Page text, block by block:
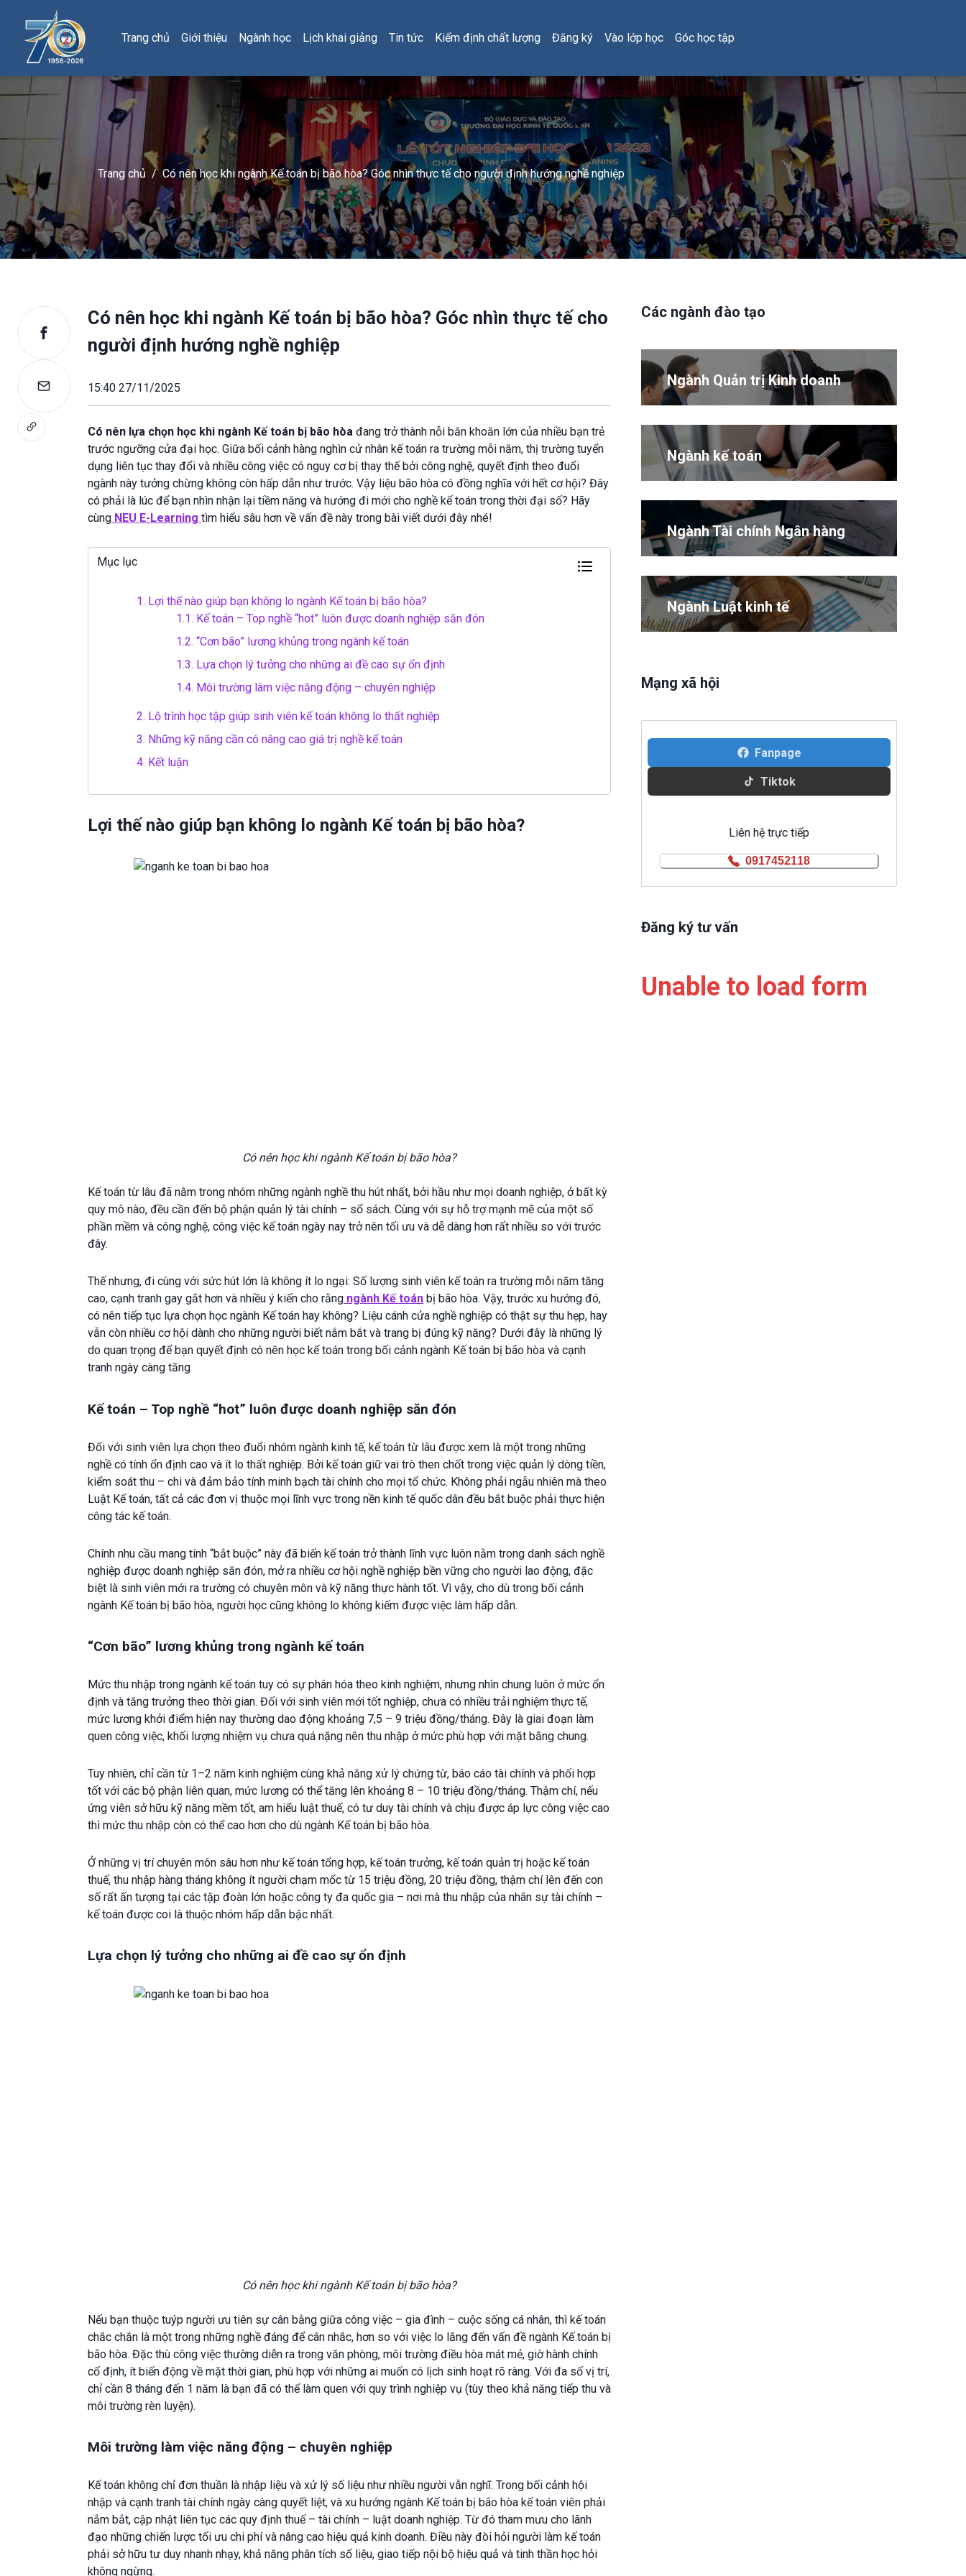
Trang chủ Giới thiệu Ngành học Lịch khai giảng Tin tức Kiểm định chất lượng Đăng ký Vào lớp học Góc học tập
Trang chủ / Có nên học khi ngành Kế toán bị bão hòa? Góc nhìn thực tế cho người định hướng nghề nghiệp
Có nên học khi ngành Kế toán bị bão hòa? Góc nhìn thực tế cho
người định hướng nghề nghiệp
15:40 27/11/2025
Có nên lựa chọn học khi ngành Kế toán bị bão hòa đang trở thành nỗi băn khoăn lớn của nhiều bạn trẻ
trước ngưỡng cửa đại học. Giữa bối cảnh hàng nghìn cử nhân kế toán ra trường mỗi năm, thị trường tuyển
dụng liên tục thay đổi và nhiều công việc có nguy cơ bị thay thế bởi công nghệ, quyết định theo đuổi
ngành này tưởng chừng không còn hấp dẫn như trước. Vậy liệu bão hòa có đồng nghĩa với hết cơ hội? Đây
có phải là lúc để bạn nhìn nhận lại tiềm năng và hướng đi mới cho nghề kế toán trong thời đại số? Hãy
cùng NEU E-Learning tìm hiểu sâu hơn về vấn đề này trong bài viết dưới đây nhé!
Mục lục
1. Lợi thế nào giúp bạn không lo ngành Kế toán bị bão hòa?
1.1. Kế toán – Top nghề “hot” luôn được doanh nghiệp săn đón
1.2. “Cơn bão” lương khủng trong ngành kế toán
1.3. Lựa chọn lý tưởng cho những ai đề cao sự ổn định
1.4. Môi trường làm việc năng động – chuyên nghiệp
2. Lộ trình học tập giúp sinh viên kế toán không lo thất nghiệp
3. Những kỹ năng cần có nâng cao giá trị nghề kế toán
4. Kết luận
Lợi thế nào giúp bạn không lo ngành Kế toán bị bão hòa?
Có nên học khi ngành Kế toán bị bão hòa?
Kế toán từ lâu đã nằm trong nhóm những ngành nghề thu hút nhất, bởi hầu như mọi doanh nghiệp, ở bất kỳ
quy mô nào, đều cần đến bộ phận quản lý tài chính – sổ sách. Cùng với sự hỗ trợ mạnh mẽ của một số
phần mềm và công nghệ, công việc kế toán ngày nay trở nên tối ưu và dễ dàng hơn rất nhiều so với trước
đây.
Thế nhưng, đi cùng với sức hút lớn là không ít lo ngại: Số lượng sinh viên kế toán ra trường mỗi năm tăng
cao, cạnh tranh gay gắt hơn và nhiều ý kiến cho rằng ngành Kế toán bị bão hòa. Vậy, trước xu hướng đó,
có nên tiếp tục lựa chọn học ngành Kế toán hay không? Liệu cánh cửa nghề nghiệp có thật sự thu hẹp, hay
vẫn còn nhiều cơ hội dành cho những người biết nắm bắt và trang bị đúng kỹ năng? Dưới đây là những lý
do quan trọng để bạn quyết định có nên học kế toán trong bối cảnh ngành Kế toán bị bão hòa và cạnh
tranh ngày càng tăng
Kế toán – Top nghề “hot” luôn được doanh nghiệp săn đón
Đối với sinh viên lựa chọn theo đuổi nhóm ngành kinh tế, kế toán từ lâu được xem là một trong những
nghề có tính ổn định cao và ít lo thất nghiệp. Bởi kế toán giữ vai trò then chốt trong việc quản lý dòng tiền,
kiểm soát thu – chi và đảm bảo tính minh bạch tài chính cho mọi tổ chức. Không phải ngẫu nhiên mà theo
Luật Kế toán, tất cả các đơn vị thuộc mọi lĩnh vực trong nền kinh tế quốc dân đều bắt buộc phải thực hiện
công tác kế toán.
Chính nhu cầu mang tính “bắt buộc” này đã biến kế toán trở thành lĩnh vực luôn nằm trong danh sách nghề
nghiệp được doanh nghiệp săn đón, mở ra nhiều cơ hội nghề nghiệp bền vững cho người lao động, đặc
biệt là sinh viên mới ra trường có chuyên môn và kỹ năng thực hành tốt. Vì vậy, cho dù trong bối cảnh
ngành Kế toán bị bão hòa, người học cũng không lo không kiếm được việc làm hấp dẫn.
“Cơn bão” lương khủng trong ngành kế toán
Mức thu nhập trong ngành kế toán tuy có sự phân hóa theo kinh nghiệm, nhưng nhìn chung luôn ở mức ổn
định và tăng trưởng theo thời gian. Đối với sinh viên mới tốt nghiệp, chưa có nhiều trải nghiệm thực tế,
mức lương khởi điểm hiện nay thường dao động khoảng 7,5 – 9 triệu đồng/tháng. Đây là giai đoạn làm
quen công việc, khối lượng nhiệm vụ chưa quá nặng nên thu nhập ở mức phù hợp với mặt bằng chung.
Tuy nhiên, chỉ cần từ 1–2 năm kinh nghiệm cùng khả năng xử lý chứng từ, báo cáo tài chính và phối hợp
tốt với các bộ phận liên quan, mức lương có thể tăng lên khoảng 8 – 10 triệu đồng/tháng. Thậm chí, nếu
ứng viên sở hữu kỹ năng mềm tốt, am hiểu luật thuế, có tư duy tài chính và chịu được áp lực công việc cao
thì mức thu nhập còn có thể cao hơn cho dù ngành Kế toán bị bão hòa.
Ở những vị trí chuyên môn sâu hơn như kế toán tổng hợp, kế toán trưởng, kế toán quản trị hoặc kế toán
thuế, thu nhập hàng tháng không ít người chạm mốc từ 15 triệu đồng, 20 triệu đồng, thậm chí lên đến con
số rất ấn tượng tại các tập đoàn lớn hoặc công ty đa quốc gia – nơi mà thu nhập của nhân sự tài chính –
kế toán được coi là thuộc nhóm hấp dẫn bậc nhất.
Lựa chọn lý tưởng cho những ai đề cao sự ổn định
Có nên học khi ngành Kế toán bị bão hòa?
Nếu bạn thuộc tuýp người ưu tiên sự cân bằng giữa công việc – gia đình – cuộc sống cá nhân, thì kế toán
chắc chắn là một trong những nghề đáng để cân nhắc, hơn so với việc lo lắng đến vấn đề ngành Kế toán bị
bão hòa. Đặc thù công việc thường diễn ra trong văn phòng, môi trường điều hòa mát mẻ, giờ hành chính
cố định, ít biến động về mặt thời gian, phù hợp với những ai muốn có lịch sinh hoạt rõ ràng. Với đa số vị trí,
chỉ cần 8 tháng đến 1 năm là bạn đã có thể làm quen với quy trình nghiệp vụ (tùy theo khả năng tiếp thu và
môi trường rèn luyện).
Môi trường làm việc năng động – chuyên nghiệp
Kế toán không chỉ đơn thuần là nhập liệu và xử lý số liệu như nhiều người vẫn nghĩ. Trong bối cảnh hội
nhập và cạnh tranh tài chính ngày càng quyết liệt, và xu hướng ngành Kế toán bị bão hòa kế toán viên phải
nắm bắt, cập nhật liên tục các quy định thuế – tài chính – luật doanh nghiệp. Từ đó tham mưu cho lãnh
đạo những chiến lược tối ưu chi phí và nâng cao hiệu quả kinh doanh. Điều này đòi hỏi người làm kế toán
phải sở hữu tư duy nhanh nhạy, khả năng phân tích số liệu, giao tiếp nội bộ hiệu quả và tinh thần học hỏi
không ngừng.
Các ngành đào tạo
Ngành Quản trị Kinh doanh
Ngành kế toán
Ngành Tài chính Ngân hàng
Ngành Luật kinh tế
Mạng xã hội
Fanpage
Tiktok
Liên hệ trực tiếp
0917452118
Đăng ký tư vấn
Unable to load form